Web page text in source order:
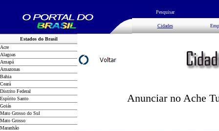
Pesquisar
Cidades
Estados do Brasil
Acre
Alagoas
Amapá
Amazonas
Bahia
Ceará
Distrito Federal
Espírito Santo
Goiás
Mato Grosso do Sul
Mato Grosso
Maranhão
Anunciar no Ache